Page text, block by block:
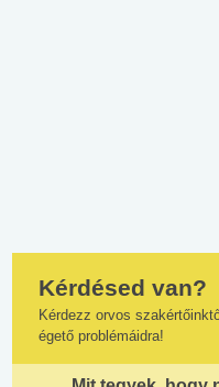
Kérdésed van?
Kérdezz orvos
égető problémáidra!